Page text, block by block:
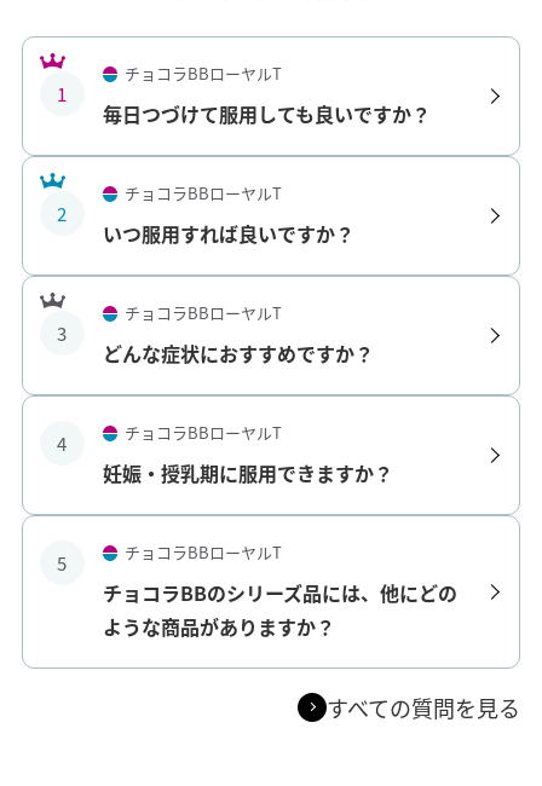
1
チョコラBBローヤルT
毎日つづけて服用しても良いですか？
2
チョコラBBローヤルT
いつ服用すれば良いですか？
3
チョコラBBローヤルT
どんな症状におすすめですか？
4 チョコラBBローヤルT
妊娠・授乳期に服用できますか？
5 チョコラBBローヤルT
チョコラBBのシリーズ品には、他にどの
ような商品がありますか？
すべての質問を見る